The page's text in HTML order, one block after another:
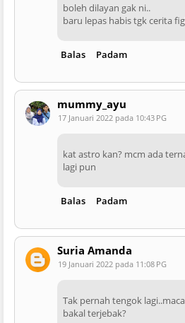
boleh dilayan gak ni..
baru lepas habis tgk cerita
Balas Padam
mummy_ayu
17 Januari 2022 pada 10:43 PG
kat astro kan? mcm ada
lagi pun
Balas Padam
Suria Amanda
19 Januari 2022 pada 11:08 PG
Tak pernah tengok
bakal terjebak?